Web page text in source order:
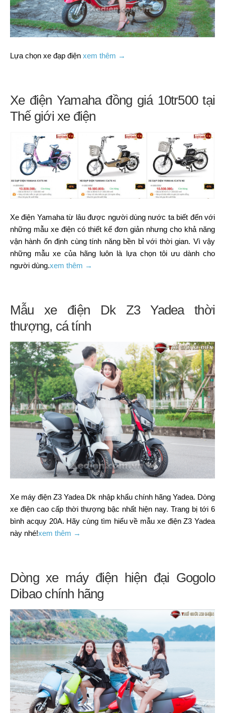
Lựa chọn xe đạp điện xem thêm →
Xe điện Yamaha đồng giá 10tr500 tại
Thế giới xe điện
Xe điện Yamaha từ lâu được người dùng nước ta biết đến với
những mẫu xe điện có thiết kế đơn giản nhưng cho khả năng
vận hành ổn định cùng tính năng bền bỉ với thời gian. Vì vậy
những mẫu xe của hãng luôn là lựa chọn tôi ưu dành cho
người dùng.xem thêm →
Mẫu xe điện Dk Z3 Yadea thời
thượng, cá tính
Xe máy điện Z3 Yadea Dk nhập khẩu chính hãng Yadea. Dòng
xe điện cao cấp thời thượng bậc nhất hiện nay. Trang bị tới 6
bình acquy 20A. Hãy cùng tìm hiểu về mẫu xe điện Z3 Yadea
này nhé!xem thêm →
Dòng xe máy điện hiện đại Gogolo
Dibao chính hãng